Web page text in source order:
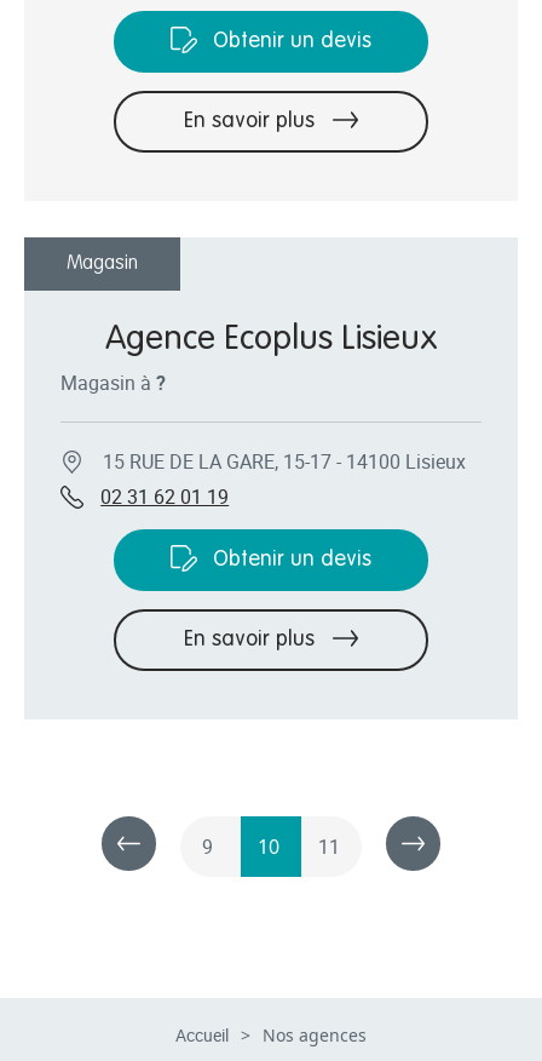
Obtenir un devis
En savoir plus
Magasin
Agence Ecoplus Lisieux
Magasin à ?
15 RUE DE LA GARE, 15-17 - 14100 Lisieux
02 31 62 01 19
Obtenir un devis
En savoir plus
9 10 11
Accueil > Nos agences